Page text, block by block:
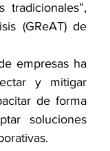
tradicionales”,
(GReAT) de
empresas ha
y mitigar
de forma
soluciones